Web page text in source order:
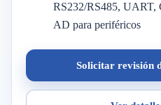
RS232/RS485,
AD para periféricos
Solicitar revisión